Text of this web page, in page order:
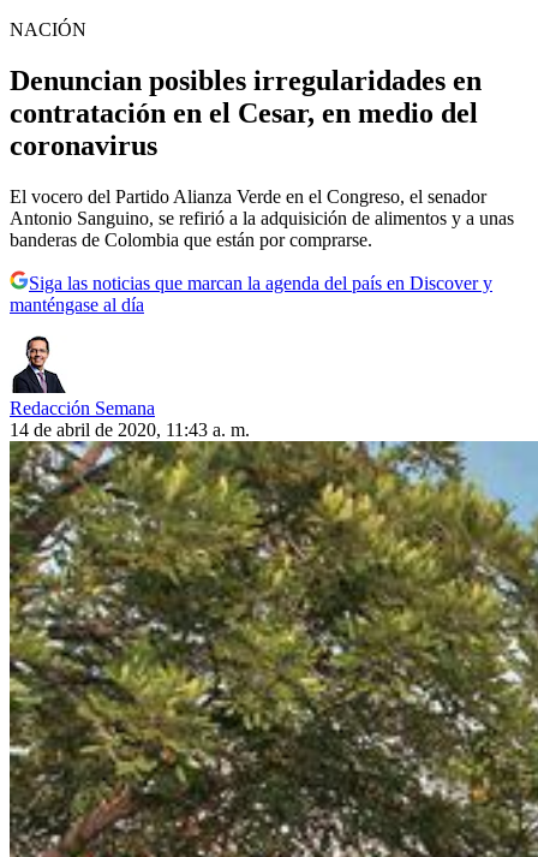
NACIÓN
Denuncian posibles irregularidades en
contratación en el Cesar, en medio del
coronavirus
El vocero del Partido Alianza Verde en el Congreso, el senador
Antonio Sanguino, se refirió a la adquisición de alimentos y a unas
banderas de Colombia que están por comprarse.
Siga las noticias que marcan la agenda del país en Discover y
manténgase al día
Redacción Semana
14 de abril de 2020, 11:43 a. m.